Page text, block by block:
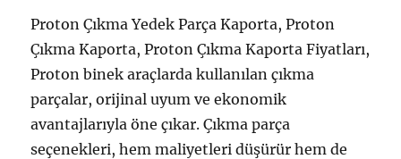
Proton Çıkma Yedek Parça Kaporta, Proton
Çıkma Kaporta, Proton Çıkma Kaporta Fiyatları,
Proton binek araçlarda kullanılan çıkma
parçalar, orijinal uyum ve ekonomik
avantajlarıyla öne çıkar. Çıkma parça
seçenekleri, hem maliyetleri düşürür hem de